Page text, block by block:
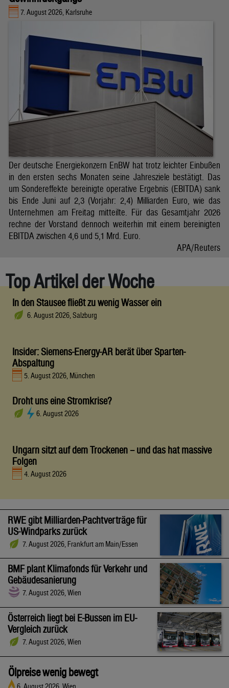
7. August 2026, Karlsruhe
Der deutsche Energiekonzern EnBW hat trotz leichter Einbußen
in den ersten sechs Monaten seine Jahresziele bestätigt. Das
um Sondereffekte bereinigte operative Ergebnis (EBITDA) sank
bis Ende Juni auf 2,3 (Vorjahr: 2,4) Milliarden Euro, wie das
Unternehmen am Freitag mitteilte. Für das Gesamtjahr 2026
rechne der Vorstand dennoch weiterhin mit einem bereinigten
EBITDA zwischen 4,6 und 5,1 Mrd. Euro.
APA/Reuters
Top Artikel der Woche
In den Stausee fließt zu wenig Wasser ein
6. August 2026, Salzburg
Insider: Siemens-Energy-AR berät über Sparten-
Abspaltung
5. August 2026, München
Droht uns eine Stromkrise?
6. August 2026
Ungarn sitzt auf dem Trockenen – und das hat massive
Folgen
4. August 2026
RWE gibt Milliarden-Pachtverträge für
US-Windparks zurück
7. August 2026, Frankfurt am Main/Essen
BMF plant Klimafonds für Verkehr und
Gebäudesanierung
7. August 2026, Wien
Österreich liegt bei E-Bussen im EU-
Vergleich zurück
7. August 2026, Wien
Ölpreise wenig bewegt